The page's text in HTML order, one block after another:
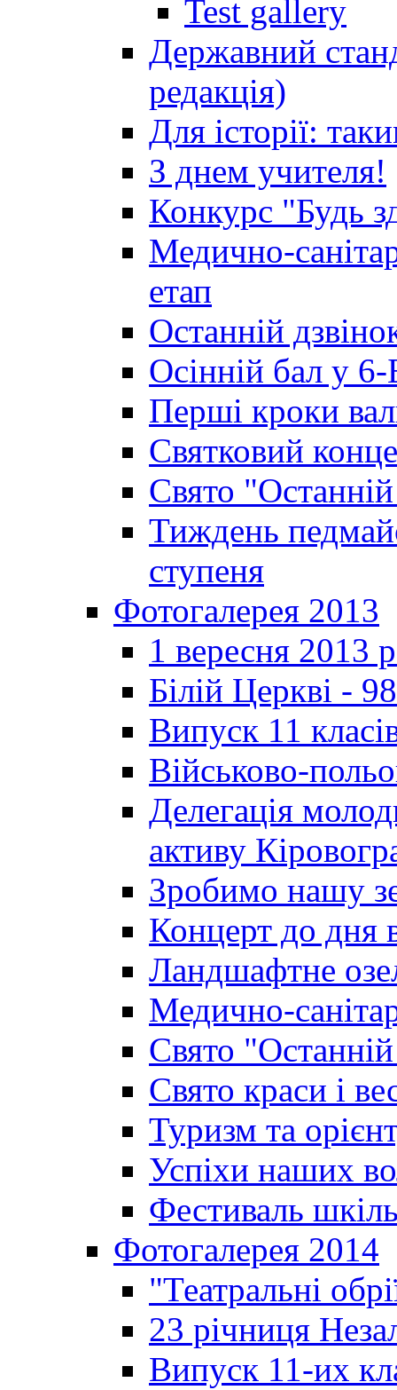
Test gallery
Державний
редакція)
Для історії:
З днем учителя!
Конкурс "Будь
Медично-
етап
Останній
Осінній бал у 6-
Перші кроки
Святковий
Свято
Тиждень
ступеня
Фотогалерея 2013
1 вересня 2013
Білій Церкві -
Випуск 11
Військово-
Делегація
активу
Зробимо нашу
Концерт до дня
Ландшафтне
Медично-
Свято
Свято краси і
Туризм та
Успіхи наших
Фестиваль
Фотогалерея 2014
"Театральні
23 річниця
Випуск 11-их